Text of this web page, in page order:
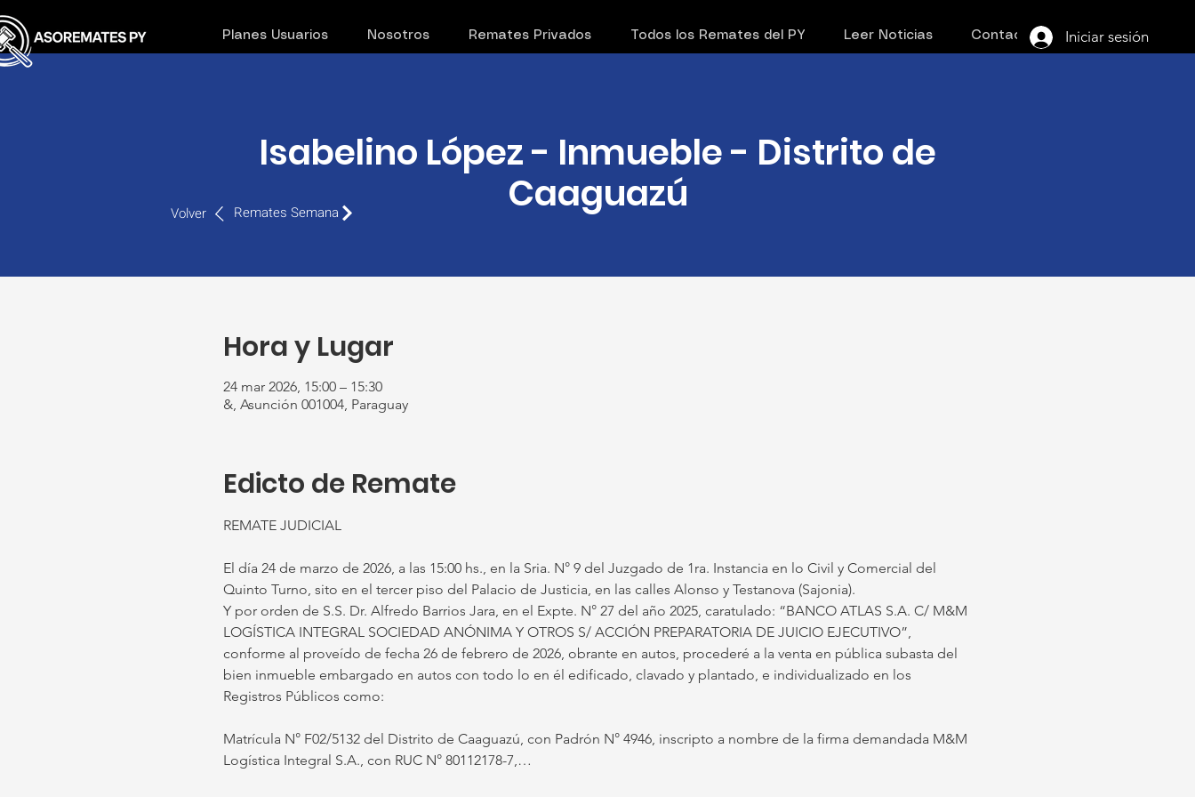
Planes Usuarios Nosotros Remates Privados Todos los Remates del PY Leer Noticias Contacto Iniciar sesión
Isabelino López - Inmueble - Distrito de
Caaguazú
Hora y Lugar
24 mar 2026, 15:00 – 15:30
&, Asunción 001004, Paraguay
Edicto de Remate
REMATE JUDICIAL
El día 24 de marzo de 2026, a las 15:00 hs., en la Sria. N° 9 del Juzgado de 1ra. Instancia en lo Civil y Comercial del
Quinto Turno, sito en el tercer piso del Palacio de Justicia, en las calles Alonso y Testanova (Sajonia).
Y por orden de S.S. Dr. Alfredo Barrios Jara, en el Expte. N° 27 del año 2025, caratulado: “BANCO ATLAS S.A. C/ M&M
LOGÍSTICA INTEGRAL SOCIEDAD ANÓNIMA Y OTROS S/ ACCIÓN PREPARATORIA DE JUICIO EJECUTIVO”,
conforme al proveído de fecha 26 de febrero de 2026, obrante en autos, procederé a la venta en pública subasta del
bien inmueble embargado en autos con todo lo en él edificado, clavado y plantado, e individualizado en los
Registros Públicos como:
Matrícula N° F02/5132 del Distrito de Caaguazú, con Padrón N° 4946, inscripto a nombre de la firma demandada M&M
Logística Integral S.A., con RUC N° 80112178-7,…
Remates Semana
Volver